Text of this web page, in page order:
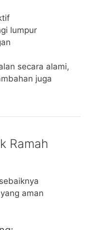
lumpur
secara alami,
juga
Ramah
aman